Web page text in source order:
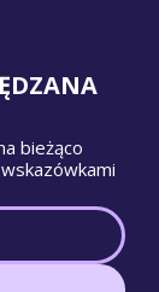
bieżąco